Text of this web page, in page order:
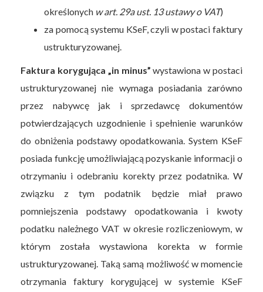
określonych w art. 29a ust. 13 ustawy o VAT)
za pomocą systemu KSeF, czyli w postaci faktury
ustrukturyzowanej.
Faktura korygująca „in minus” wystawiona w postaci
ustrukturyzowanej nie wymaga posiadania zarówno
przez nabywcę jak i sprzedawcę dokumentów
potwierdzających uzgodnienie i spełnienie warunków
do obniżenia podstawy opodatkowania. System KSeF
posiada funkcję umożliwiającą pozyskanie informacji o
otrzymaniu i odebraniu korekty przez podatnika. W
związku z tym podatnik będzie miał prawo
pomniejszenia podstawy opodatkowania i kwoty
podatku należnego VAT w okresie rozliczeniowym, w
którym została wystawiona korekta w formie
ustrukturyzowanej. Taką samą możliwość w momencie
otrzymania faktury korygującej w systemie KSeF